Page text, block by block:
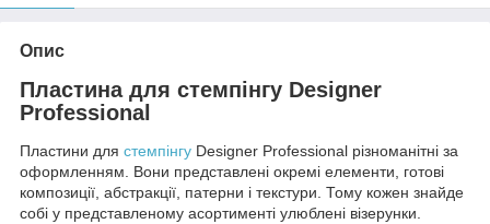
Опис
Пластина для стемпінгу Designer
Professional
Пластини для стемпінгу Designer Professional різноманітні за
оформленням. Вони представлені окремі елементи, готові
композиції, абстракції, патерни і текстури. Тому кожен знайде
собі у представленому асортименті улюблені візерунки.